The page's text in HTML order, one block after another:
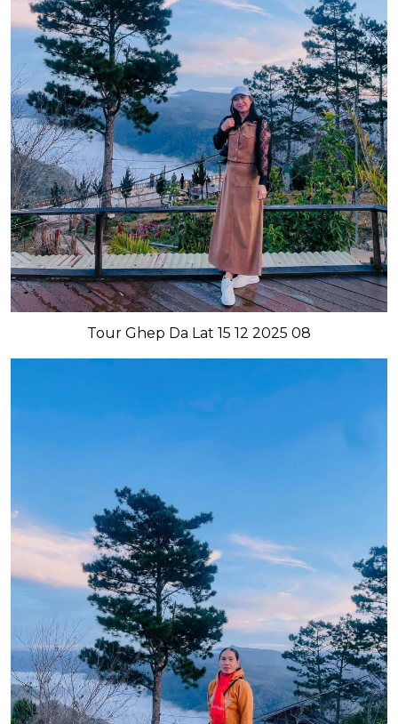
Tour Ghep Da Lat 15 12 2025 08